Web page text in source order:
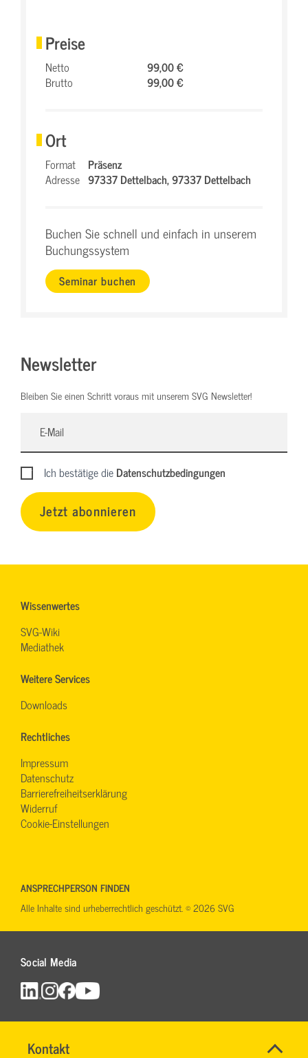
Kontakt
Name*
SVG-
Preise
Netto
99,00 €
Brutto
99,00 €
Ort
Format
Präsenz
Adresse 97337 Dettelbach,97337 Dettelbach
Buchen Sie schnell und einfach in unserem
Buchungssystem
Seminar buchen
Newsletter
Bleiben Sie einen Schritt voraus mit unserem SVG Newsletter!
Ich bestätige dieDatenschutzbedingungen
Jetzt abonnieren
Wissenwertes
SVG-Wiki
Mediathek
Weitere Services
Downloads
Rechtliches
Impressum
Datenschutz
Barrierefreiheitserklärung
Widerruf
Cookie-Einstellungen
Social Media
ANSPRECHPERSON FINDEN
Alle Inhalte sind urheberrechtlich geschützt. © 2026 SVG